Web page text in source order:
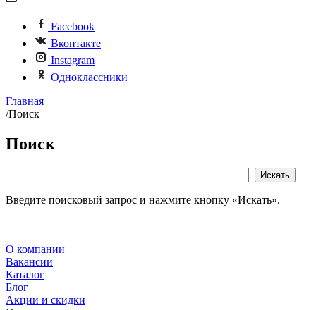
Facebook
Вконтакте
Instagram
Одноклассники
Главная
/Поиск
Поиск
Введите поисковый запрос и нажмите кнопку «Искать».
О компании
Вакансии
Каталог
Блог
Акции и скидки